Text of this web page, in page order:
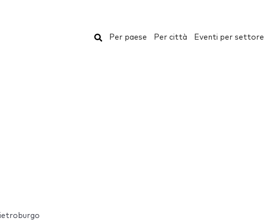
Cerca
Per paese Per città Eventi per settore